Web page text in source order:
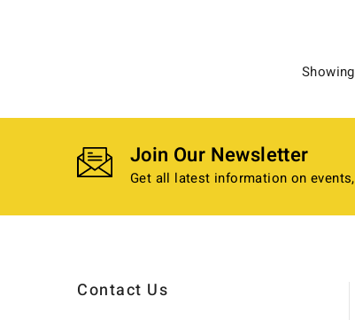
Join Our Newsletter
Get all latest information on
Contact Us